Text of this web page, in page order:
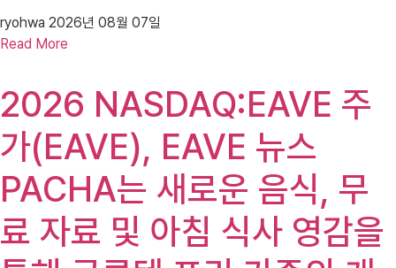
ryohwa 2026년 08월 07일
Read More
2026 NASDAQ:EAVE 주
가(EAVE), EAVE 뉴스
PACHA는 새로운 음식, 무
료 자료 및 아침 식사 영감을